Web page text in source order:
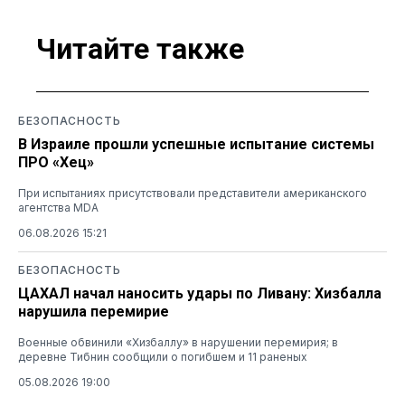
Читайте также
БЕЗОПАСНОСТЬ
В Израиле прошли успешные испытание системы
ПРО «Хец»
При испытаниях присутствовали представители американского
агентства MDA
06.08.2026 15:21
БЕЗОПАСНОСТЬ
ЦАХАЛ начал наносить удары по Ливану: Хизбалла
нарушила перемирие
Военные обвинили «Хизбаллу» в нарушении перемирия; в
деревне Тибнин сообщили о погибшем и 11 раненых
05.08.2026 19:00